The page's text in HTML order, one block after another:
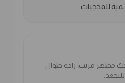
للمحجبات
مظهر مرتب، راحة طوال